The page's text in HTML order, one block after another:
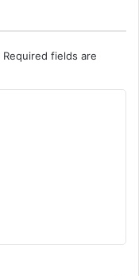
Required fields are